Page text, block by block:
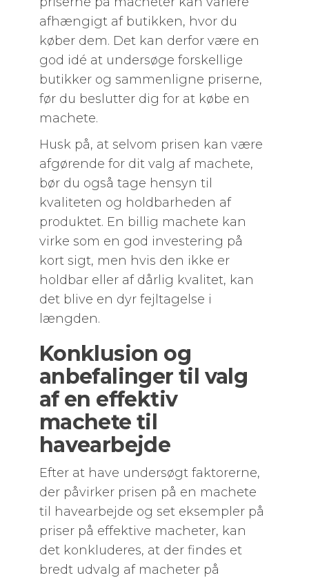
afhængigt af butikken, hvor du
køber dem. Det kan derfor være en
god idé at undersøge forskellige
butikker og sammenligne priserne,
før du beslutter dig for at købe en
machete.
Husk på, at selvom prisen kan være
afgørende for dit valg af machete,
bør du også tage hensyn til
kvaliteten og holdbarheden af
produktet. En billig machete kan
virke som en god investering på
kort sigt, men hvis den ikke er
holdbar eller af dårlig kvalitet, kan
det blive en dyr fejltagelse i
længden.
Konklusion og
anbefalinger til valg
af en effektiv
machete til
havearbejde
Efter at have undersøgt faktorerne,
der påvirker prisen på en machete
til havearbejde og set eksempler på
priser på effektive macheter, kan
det konkluderes, at der findes et
bredt udvalg af macheter på